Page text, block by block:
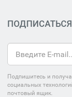
Подпишитесь и
социальных
почтовый ящик.